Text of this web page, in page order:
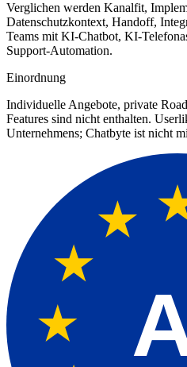
Verglichen werden Kanalfit,
Datenschutzkontext, Handoff,
Teams mit KI-Chatbot, KI-
Support-Automation.
Einordnung
Individuelle Angebote, private
Features sind nicht enthalten.
Unternehmens; Chatbyte ist nicht